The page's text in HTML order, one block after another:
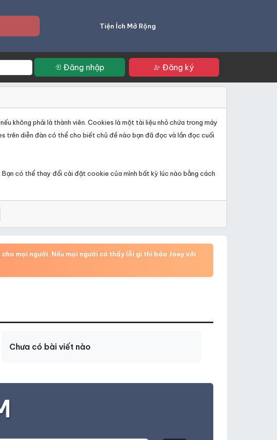
Tiện Ích Mở Rộng
Đăng nhập Đăng ký
không phải là thành viên. Cookies là một tài liệu nhỏ chứa trong máy
trên diễn đàn có thể cho biết chủ đề nào bạn đã đọc và lần đọc cuối
có thể thay đổi cài đặt cookie của mình bất kỳ lúc nào bằng cách
mọi người. Nếu mọi người có thấy lỗi gì thì báo Joey với
Chưa có bài viết nào